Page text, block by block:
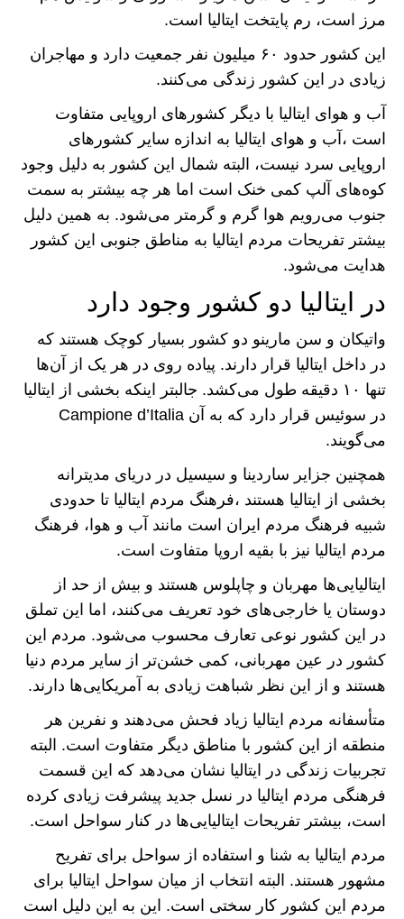
مرز است، رم پایتخت ایتالیا است.
این کشور حدود ۶۰ میلیون نفر جمعیت دارد و مهاجران
زیادی در این کشور زندگی می‌کنند.
آب و هوای ایتالیا با دیگر کشور‌های اروپایی متفاوت
است ،آب و هوای ایتالیا به اندازه سایر کشور‌های
اروپایی سرد نیست، البته شمال این کشور به دلیل وجود
کوه‌های آلپ کمی خنک است اما هر چه بیشتر به سمت
جنوب می‌رویم هوا گرم و گرمتر می‌شود. به همین دلیل
بیشتر تفریحات مردم ایتالیا به مناطق جنوبی این کشور
هدایت می‌شود.
در ایتالیا دو کشور وجود دارد
واتیکان و سن مارینو دو کشور بسیار کوچک هستند که
در داخل ایتالیا قرار دارند. پیاده روی در هر یک از آن‌ها
تنها ۱۰ دقیقه طول می‌کشد. جالبتر اینکه بخشی از ایتالیا
در سوئیس قرار دارد که به آن Campione d’Italia
می‌گویند.
همچنین جزایر ساردینا و سیسیل در دریای مدیترانه
بخشی از ایتالیا هستند ،فرهنگ مردم ایتالیا تا حدودی
شبیه فرهنگ مردم ایران است مانند آب و هوا، فرهنگ
مردم ایتالیا نیز با بقیه اروپا متفاوت است.
ایتالیایی‌ها مهربان و چاپلوس هستند و بیش از حد از
دوستان یا خارجی‌های خود تعریف می‌کنند، اما این تملق
در این کشور نوعی تعارف محسوب می‌شود. مردم این
کشور در عین مهربانی، کمی خشن‌تر از سایر مردم دنیا
هستند و از این نظر شباهت زیادی به آمریکایی‌ها دارند.
متأسفانه مردم ایتالیا زیاد فحش می‌دهند و نفرین هر
منطقه از این کشور با مناطق دیگر متفاوت است. البته
تجربیات زندگی در ایتالیا نشان می‌دهد که این قسمت
فرهنگی مردم ایتالیا در نسل جدید پیشرفت زیادی کرده
است، بیشتر تفریحات ایتالیایی‌ها در کنار سواحل است.
مردم ایتالیا به شنا و استفاده از سواحل برای تفریح
مشهور هستند. البته انتخاب از میان سواحل ایتالیا برای
مردم این کشور کار سختی است. این به این دلیل است